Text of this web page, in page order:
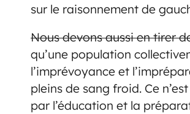
sur le raisonnement de
Nous devons aussi en tirer
qu’une population
l’imprévoyance et
pleins de sang froid. Ce
par l’éducation et la